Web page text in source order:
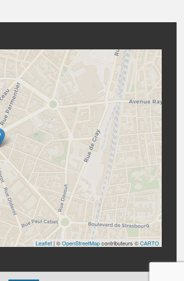
Leaflet| ©OpenStreetMapcontributeurs ©CARTO